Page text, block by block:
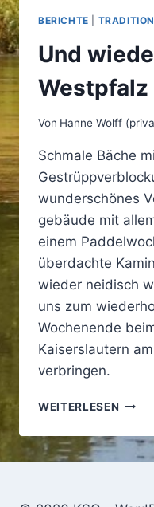
BERICHTE TRADITION
Und
Westpfalz
Von Hanne Wolff
Schmale Bäche
wunderschönes
gebäude mit
einem
überdachte
wieder neidisch
uns zum
Wochenende
Kaiserslautern
verbringen.
WEITERLESEN UND